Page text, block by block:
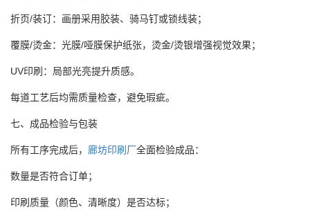
折页/装订：画册采用胶装、骑马钉或锁线装；
覆膜/烫金：光膜/哑膜保护纸张，烫金/烫银增强视觉效果；
UV印刷：局部光亮提升质感。
每道工艺后均需质量检查，避免瑕疵。
七、成品检验与包装
所有工序完成后， 廊坊印刷厂全面检验成品：
数量是否符合订单；
印刷质量（颜色、清晰度）是否达标；